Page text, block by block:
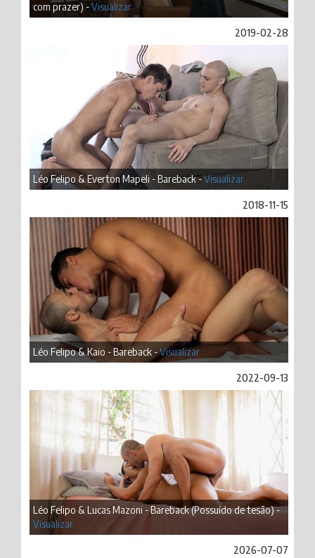
com prazer) -Visualizar
2019-02-28
Léo Felipo & Everton Mapeli - Bareback -Visualizar
2018-11-15
Léo Felipo & Kaio - Bareback -Visualizar
2022-09-13
Léo Felipo & Lucas Mazoni - Bareback (Possuído de tesão) -
Visualizar
2026-07-07